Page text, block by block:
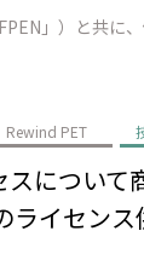
Rewind PET
について
ライセンス